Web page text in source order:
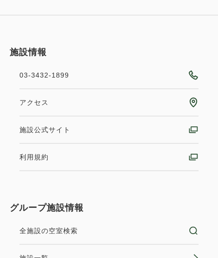
1室
税・サービス料込
クイーンサイズ / 幅151-180cm×1
日付を選択
ベッド2台 独立洗面所
施設情報
03-3432-1899
アクセス
施設公式サイト
利用規約
グループ施設情報
全施設の空室検索